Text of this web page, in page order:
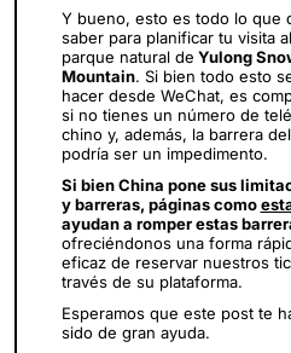
Y bueno, esto es todo lo que
saber para planificar tu visita al
parque natural de Yulong
Mountain. Si bien todo esto
hacer desde WeChat, es
si no tienes un número de
chino y, además, la barrera
podría ser un impedimento.
Si bien China pone sus
y barreras, páginas como
ayudan a romper estas
ofreciéndonos una forma
eficaz de reservar nuestros
través de su plataforma.
Esperamos que este post te
sido de gran ayuda.